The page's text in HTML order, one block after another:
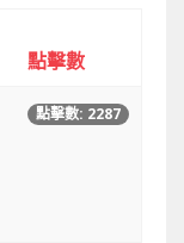
點擊數
點擊數: 2287